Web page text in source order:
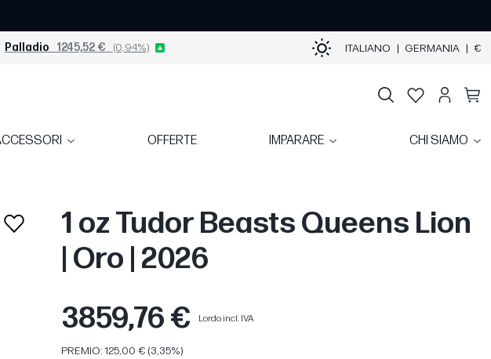
Palladio 1245,52 € (0,94%) ITALIANO | GERMANIA | €
OFFERTE IMPARARE CHI SIAMO
1 oz Tudor Beasts Queens Lion
| Oro | 2026
3859,76 €
Lordo incl. IVA
PREMIO: 125,00 € (3,35%)